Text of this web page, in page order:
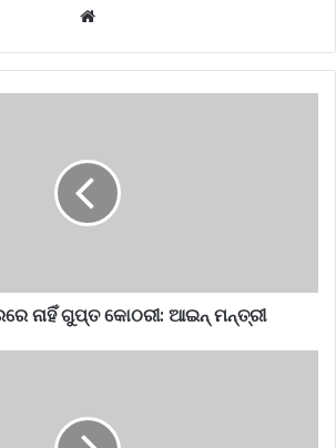
Website
ନାହିଁ ଗୁପ୍ତ କୋଠରୀ: ଆଇନ୍‌ ମନ୍ତ୍ରୀ